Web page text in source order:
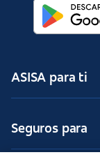
ASISA para ti
Seguros para